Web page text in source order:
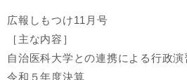
広報しもつけ11月号
［主な内容］
自治医科大学との連携による行政演
令和５年度決算